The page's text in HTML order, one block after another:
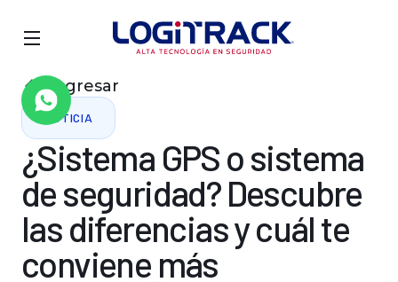
Regresar
NOTICIA
¿Sistema GPSosistema
deseguridad? Descubre
lasdiferenciasycuálte
conviene más